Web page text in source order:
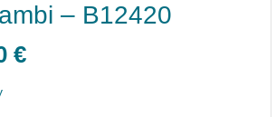
– B12420
€Le